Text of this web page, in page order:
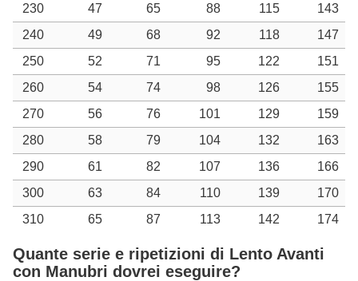
230
47 65 88 115
143
240
49 68 92 118
147
250
52 71 95 122
151
260
54 74 98 126
155
270
56 76 101 129
159
280
58 79 104 132
163
290
61 82 107 136
166
300
63 84 110 139
170
310
65 87 113 142 174
Quante serie e ripetizioni di Lento Avanti
con Manubri dovrei eseguire?